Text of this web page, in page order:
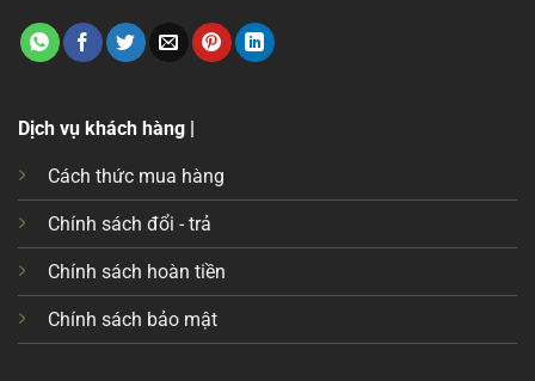
Dịch vụ khách hàng |
Cách thức mua hàng
Chính sách đổi - trả
Chính sách hoàn tiền
Chính sách bảo mật